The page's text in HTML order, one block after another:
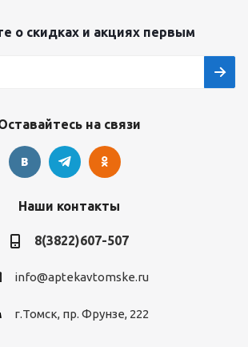
о скидках и акциях первым
на связи
Наши контакты
8(3822)607-507
info@aptekavtomske.ru
г.Томск, пр. Фрунзе, 222